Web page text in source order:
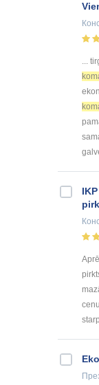
...